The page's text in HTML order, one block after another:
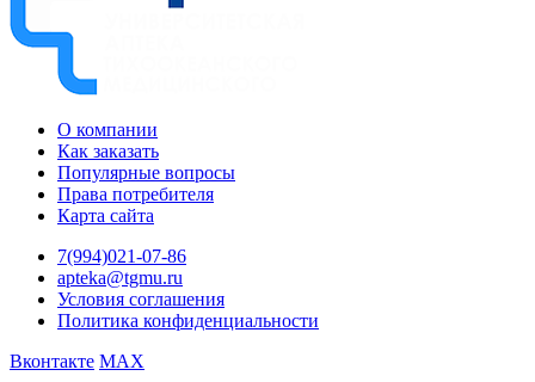
О компании
Как заказать
Популярные вопросы
Права потребителя
Карта сайта
7(994)021-07-86
apteka@tgmu.ru
Условия соглашения
Политика конфиденциальности
Вконтакте MAX